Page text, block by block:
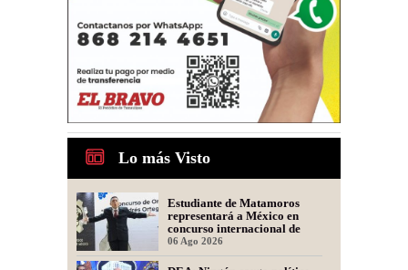
Lo más Visto
Estudiante de Matamoros
representará a México en
concurso internacional de
oratoria en Perú
06 Ago 2026